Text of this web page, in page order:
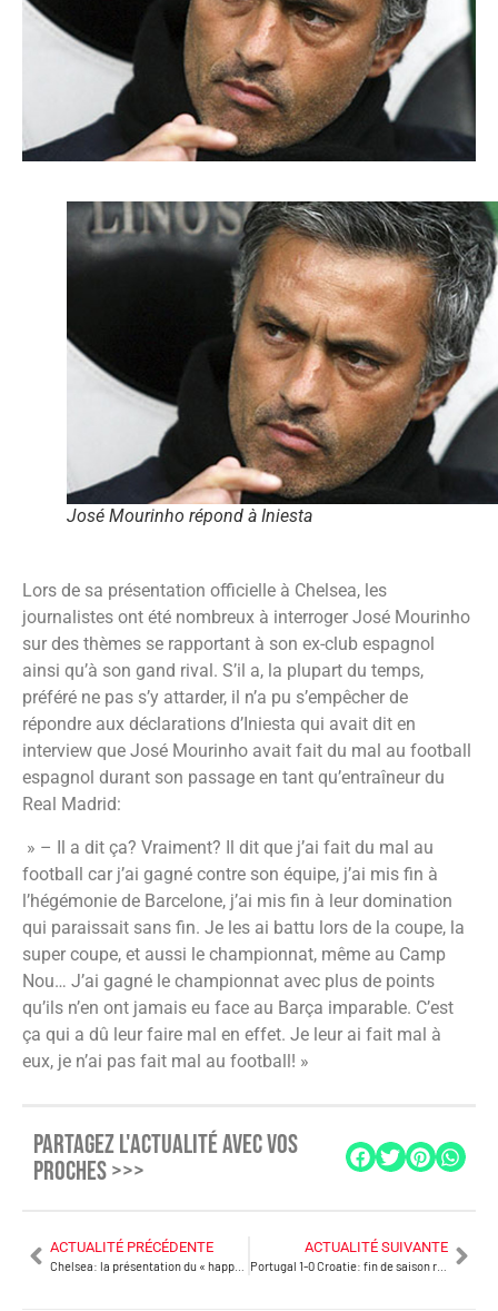
José Mourinho répond à Iniesta
Lors de sa présentation officielle à Chelsea, les
journalistes ont été nombreux à interroger José Mourinho
sur des thèmes se rapportant à son ex-club espagnol
ainsi qu’à son gand rival. S’il a, la plupart du temps,
préféré ne pas s’y attarder, il n’a pu s’empêcher de
répondre aux déclarations d’Iniesta qui avait dit en
interview que José Mourinho avait fait du mal au football
espagnol durant son passage en tant qu’entraîneur du
Real Madrid:
» – Il a dit ça? Vraiment? Il dit que j’ai fait du mal au
football car j’ai gagné contre son équipe, j’ai mis fin à
l’hégémonie de Barcelone, j’ai mis fin à leur domination
qui paraissait sans fin. Je les ai battu lors de la coupe, la
super coupe, et aussi le championnat, même au Camp
Nou… J’ai gagné le championnat avec plus de points
qu’ils n’en ont jamais eu face au Barça imparable. C’est
ça qui a dû leur faire mal en effet. Je leur ai fait mal à
eux, je n’ai pas fait mal au football! »
PARTAGEZ L'ACTUALITÉ AVEC VOS
PROCHES >>>
ACTUALITÉ PRÉCÉDENTE ACTUALITÉ SUIVANTE